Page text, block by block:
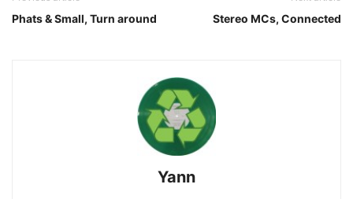
Phats & Small, Turn around Stereo MCs, Connected
Yann